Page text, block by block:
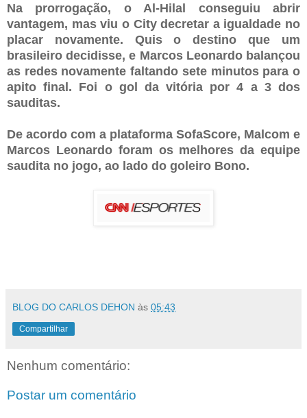
Na prorrogação, o Al-Hilal conseguiu abrir
vantagem, mas viu o City decretar a igualdade no
placar novamente. Quis o destino que um
brasileiro decidisse, e Marcos Leonardo balançou
as redes novamente faltando sete minutos para o
apito final. Foi o gol da vitória por 4 a 3 dos
sauditas.
De acordo com a plataforma SofaScore, Malcom e
Marcos Leonardo foram os melhores da equipe
saudita no jogo, ao lado do goleiro Bono.
BLOG DO CARLOS DEHON às 05:43
Compartilhar
Nenhum comentário:
Postar um comentário